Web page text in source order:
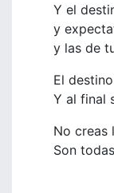
Y el
y
y las de
El
Y al final
No creas
Son